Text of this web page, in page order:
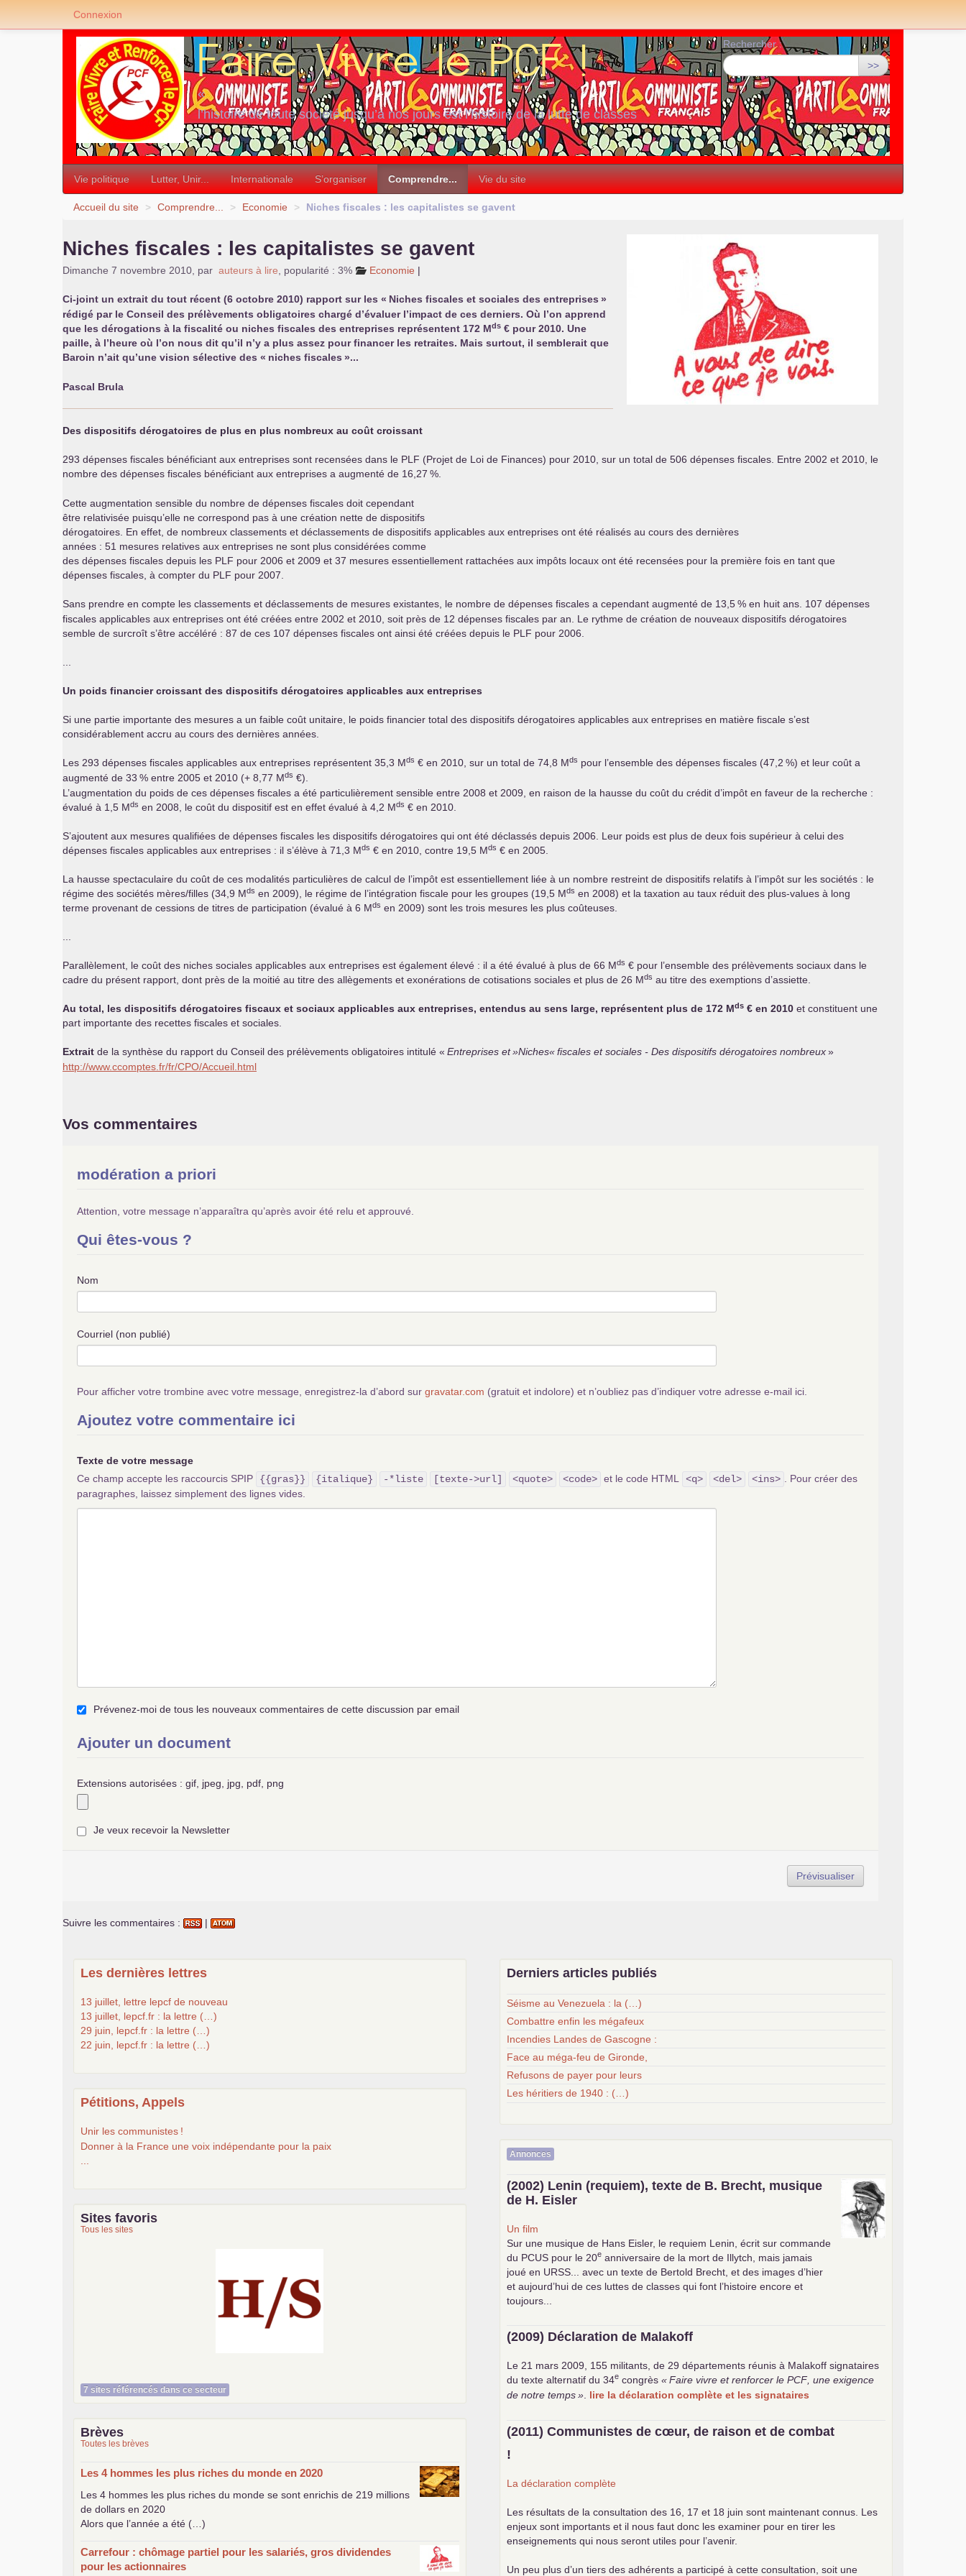
«
l’histoire de toute société jusqu’à nos jours est l’histoire de la lutte de classes
»
Rechercher :
>>
Vie politique Lutter, Unir... Internationale S’organiser Comprendre... Vie du site
Accueil du site > Comprendre... > Economie > Niches fiscales : les capitalistes se gavent
Niches fiscales : les capitalistes se gavent
Dimanche 7 novembre 2010 par auteurs à lire popularité : 3% Economie |
Ci-joint un extrait du tout récent (6 octobre 2010) rapport sur les « Niches fiscales et sociales des entreprises »
rédigé par le Conseil des prélèvements obligatoires chargé d’évaluer l’impact de ces derniers. Où l’on apprend
que les dérogations à la fiscalité ou niches fiscales des entreprises représentent 172 Mds € pour 2010. Une
paille, à l’heure où l’on nous dit qu’il n’y a plus assez pour financer les retraites. Mais surtout, il semblerait que
Baroin n’ait qu’une vision sélective des « niches fiscales »...
Pascal Brula
Des dispositifs dérogatoires de plus en plus nombreux au coût croissant
293 dépenses fiscales bénéficiant aux entreprises sont recensées dans le PLF (Projet de Loi de Finances) pour 2010, sur un total de 506 dépenses fiscales. Entre 2002 et 2010, le
nombre des dépenses fiscales bénéficiant aux entreprises a augmenté de 16,27 %.
Cette augmentation sensible du nombre de dépenses fiscales doit cependant
être relativisée puisqu’elle ne correspond pas à une création nette de dispositifs
dérogatoires. En effet, de nombreux classements et déclassements de dispositifs applicables aux entreprises ont été réalisés au cours des dernières
années : 51 mesures relatives aux entreprises ne sont plus considérées comme
des dépenses fiscales depuis les PLF pour 2006 et 2009 et 37 mesures essentiellement rattachées aux impôts locaux ont été recensées pour la première fois en tant que
dépenses fiscales, à compter du PLF pour 2007.
Sans prendre en compte les classements et déclassements de mesures existantes, le nombre de dépenses fiscales a cependant augmenté de 13,5% en huit ans. 107 dépenses
fiscales applicables aux entreprises ont été créées entre 2002 et 2010, soit près de 12 dépenses fiscales par an. Le rythme de création de nouveaux dispositifs dérogatoires
semble de surcroît s’être accéléré : 87 de ces 107 dépenses fiscales ont ainsi été créées depuis le PLF pour 2006.
Un poids financier croissant des dispositifs dérogatoires applicables aux entreprises
Si une partie importante des mesures a un faible coût unitaire, le poids financier total des dispositifs dérogatoires applicables aux entreprises en matière fiscale s’est
considérablement accru au cours des dernières années.
Les 293 dépenses fiscales applicables aux entreprises représentent 35,3 Mds € en 2010, sur un total de 74,8 Mds pour l’ensemble des dépenses fiscales (47,2 %) et leur coût a
augmenté de 33 % entre 2005 et 2010 (+ 8,77 Mds €).
L’augmentation du poids de ces dépenses fiscales a été particulièrement sensible entre 2008 et 2009, en raison de la hausse du coût du crédit d’impôt en faveur de la recherche :
évalué à 1,5 Mds en 2008, le coût du dispositif est en effet évalué à 4,2 Mds € en 2010.
S’ajoutent aux mesures qualifiées de dépenses fiscales les dispositifs dérogatoires qui ont été déclassés depuis 2006. Leur poids est plus de deux fois supérieur à celui des
dépenses fiscales applicables aux entreprises : il s’élève à 71,3 Mds € en 2010, contre 19,5 Mds € en 2005.
La hausse spectaculaire du coût de ces modalités particulières de calcul de l’impôt est essentiellement liée à un nombre restreint de dispositifs relatifs à l’impôt sur les sociétés : le
régime des sociétés mères/filles (34,9 Mds en 2009), le régime de l’intégration fiscale pour les groupes (19,5 Mds en 2008) et la taxation au taux réduit des plus-values à long
terme provenant de cessions de titres de participation (évalué à 6 Mds en 2009) sont les trois mesures les plus coûteuses.
Parallèlement, le coût des niches sociales applicables aux entreprises est également élevé : il a été évalué à plus de 66 Mds € pour l’ensemble des prélèvements sociaux dans le
cadre du présent rapport, dont près de la moitié au titre des allègements et exonérations de cotisations sociales et plus de 26 Mds au titre des exemptions d’assiette.
Au total, les dispositifs dérogatoires fiscaux et sociaux applicables aux entreprises, entendus au sens large, représentent plus de 172 Mds € en 2010 et constituent une
part importante des recettes fiscales et sociales.
Extrait de la synthèse du rapport du Conseil des prélèvements obligatoires intitulé « Entreprises et»Niches«fiscales et sociales - Des dispositifs dérogatoires nombreux»
http://www.ccomptes.fr/fr/CPO/Accueil.html
Vos commentaires
modération a priori
Attention, votre message n’apparaîtra qu’après avoir été relu et approuvé.
Qui êtes-vous ?
Nom
Courriel (non publié)
Pour afficher votre trombine avec votre message, enregistrez-la d’abord sur gravatar.com (gratuit et indolore) et n’oubliez pas d’indiquer votre adresse e-mail ici.
Ajoutez votre commentaire ici
Texte de votre message
Ce champ accepte les raccourcis SPIP
{{gras}} {italique} -*liste [texte->url] <quote> <code> et le code HTML <q> <del> <ins>
. Pour créer des
paragraphes, laissez simplement des lignes vides.
Prévenez-moi de tous les nouveaux commentaires de cette discussion par email
Ajouter un document
Extensions autorisées : gif, jpeg, jpg, pdf, png
Je veux recevoir la Newsletter
Suivre les commentaires : |
Les dernières lettres
13 juillet, lettre lepcf de nouveau
13 juillet, lepcf.fr : la lettre (…)
29 juin, lepcf.fr : la lettre (…)
22 juin, lepcf.fr : la lettre (…)
Pétitions, Appels
Unir les communistes !
Donner à la France une voix indépendante pour la paix
Sites favoris
Tous les sites
7 sites référencés dans ce secteur
Brèves
Toutes les brèves
Les 4 hommes les plus riches du monde en 2020
Les 4 hommes les plus riches du monde se sont enrichis de 219 millions
de dollars en 2020
Alors que l’année a été (…)
Carrefour : chômage partiel pour les salariés, gros dividendes
pour les actionnaires
Derniers articles publiés
Séisme au Venezuela : la (…)
Combattre enfin les mégafeux
Incendies Landes de Gascogne :
Face au méga-feu de Gironde,
Refusons de payer pour leurs
Les héritiers de 1940 : (…)
Annonces
(2002) Lenin (requiem), texte de B. Brecht, musique
de H. Eisler
Un film
Sur une musique de Hans Eisler, le requiem Lenin, écrit sur commande
du PCUS pour le 20e anniversaire de la mort de Illytch, mais jamais
joué en URSS ... avec un texte de Bertold Brecht, et des images d’hier
et aujourd’hui de ces luttes de classes qui font l’histoire encore et
toujours...
(2009) Déclaration de Malakoff
Le 21 mars 2009, 155 militants, de 29 départements réunis à Malakoff signataires
du texte alternatif du 34e congrès « Faire vivre et renforcer lePCF , une exigence
de notre temps » lire la déclaration complète et les signataires
(2011) Communistes de cœur, de raison et de combat
!
La déclaration complète
Les résultats de la consultation des 16, 17 et 18 juin sont maintenant connus. Les
enjeux sont importants et il nous faut donc les examiner pour en tirer les
enseignements qui nous seront utiles pour l’avenir.
Un peu plus d’un tiers des adhérents a participé à cette consultation, soit une
Connexion